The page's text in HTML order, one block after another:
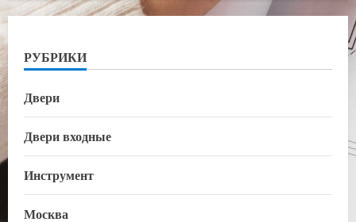
РУБРИКИ
Двери
Двери входные
Инструмент
Москва